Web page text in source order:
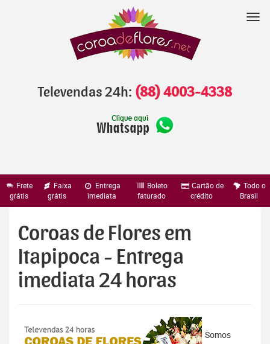
Televendas 24h: (88) 4003-4338
Frete
grátis
Faixa
grátis
Entrega
imediata
Boleto
faturado
Cartão de
crédito
Todo o
Brasil
Coroas de Flores em
Itapipoca - Entrega
imediata 24 horas
Somos